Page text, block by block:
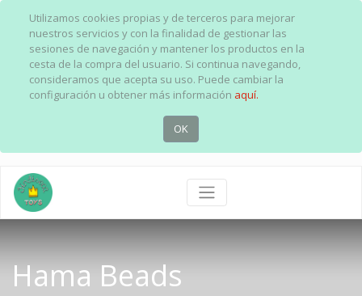
Utilizamos cookies propias y de terceros para mejorar
nuestros servicios y con la finalidad de gestionar las
sesiones de navegación y mantener los productos en la
cesta de la compra del usuario. Si continua navegando,
consideramos que acepta su uso. Puede cambiar la
configuración u obtener más información aquí.
OK
Hama Beads